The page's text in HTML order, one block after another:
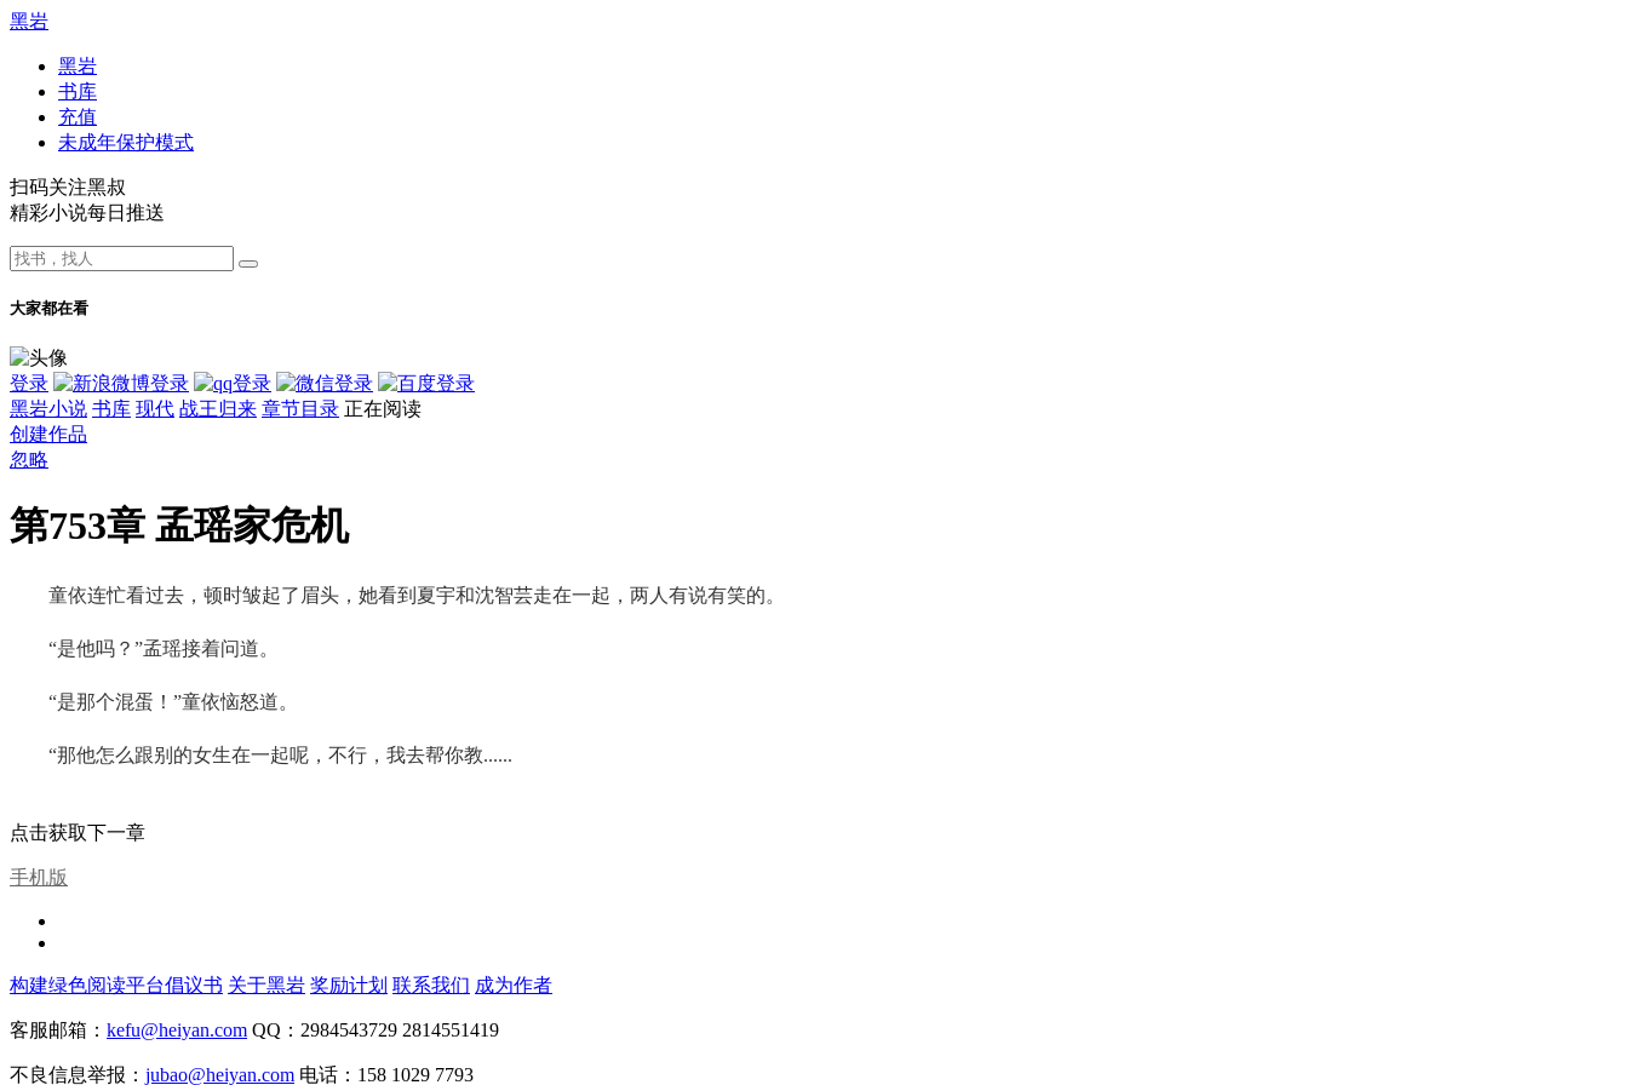
黑岩
黑岩
书库
充值
未成年保护模式
扫码关注黑叔
精彩小说每日推送
大家都在看
登录
黑岩小说 书库 现代 战王归来 章节目录 正在阅读
创建作品
忽略
第753章 孟瑶家危机
童依连忙看过去，顿时皱起了眉头，她看到夏宇和沈智芸走在一起，两人有说有笑的。
“是他吗？”孟瑶接着问道。
“是那个混蛋！”童依恼怒道。
“那他怎么跟别的女生在一起呢，不行，我去帮你教......
点击获取下一章
手机版
构建绿色阅读平台倡议书 关于黑岩 奖励计划 联系我们 成为作者
客服邮箱： kefu@heiyan.com QQ：2984543729 2814551419
不良信息举报： jubao@heiyan.com 电话：158 1029 7793